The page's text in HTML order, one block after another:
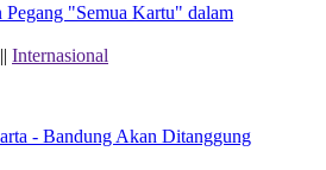
"Semua Kartu" dalam
Internasional
- Bandung Akan Ditanggung